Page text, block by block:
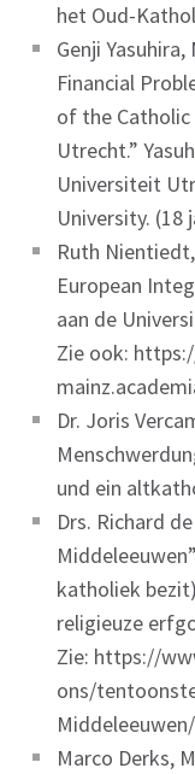
het Oud-
Genji
Financial
of the
Utrecht.”
Universiteit
University. (18
Ruth
European
aan de
Zie ook:
Dr. Joris
und ein
Drs. Richard
katholiek
religieuze
Zie: https://
ons/
Marco Derks,